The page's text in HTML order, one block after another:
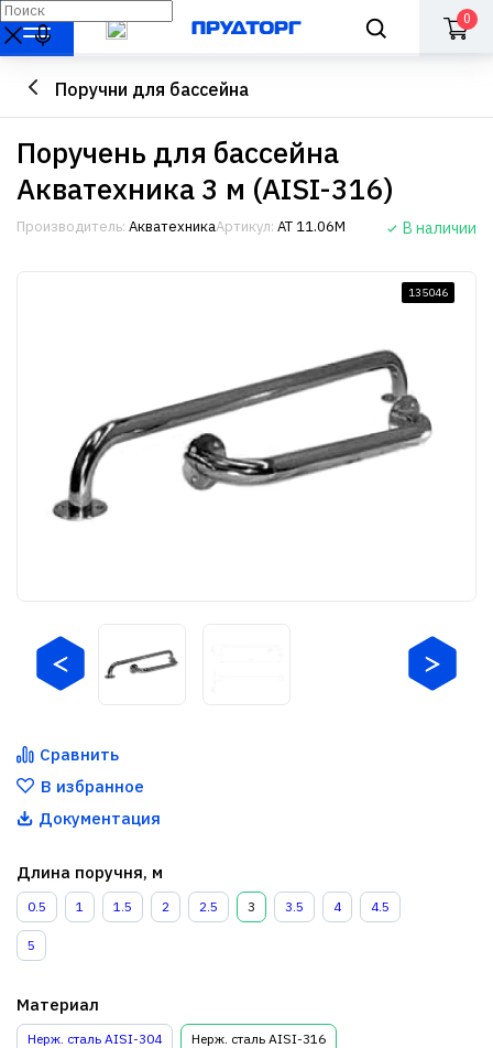
0
Поручни для бассейна
Поручень для бассейна
Акватехника 3 м (AISI-316)
Производитель: АкватехникаАртикул: АТ 11.06М В наличии
135046
Сравнить
В избранное
Документация
Длина поручня, м
0.5 1 1.5 2 2.5 3 3.5 4 4.5
5
Материал
Нерж. сталь AISI-304 Нерж. сталь AISI-316